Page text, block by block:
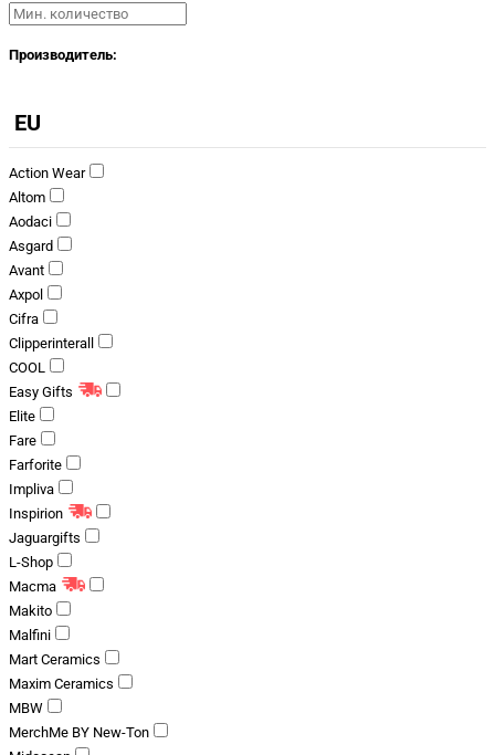
Производитель:
EU
Action Wear
Altom
Aodaci
Asgard
Avant
Axpol
Cifra
Clipperinterall
COOL
Easy Gifts
Elite
Fare
Farforite
Impliva
Inspirion
Jaguargifts
L-Shop
Macma
Makito
Malfini
Mart Ceramics
Maxim Ceramics
MBW
MerchMe BY New-Ton